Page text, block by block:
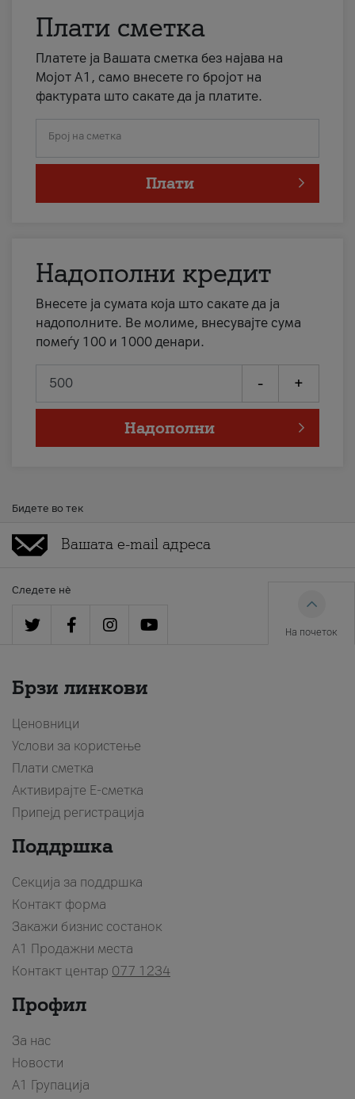
Плати сметка
Платете ја Вашата сметка без најава на
Мојот А1, само внесете го бројот на
фактурата што сакате да ја платите.
Број на сметка
Плати
Надополни кредит
Внесете ја сумата која што сакате да ја
надополните. Ве молиме, внесувајте сума
помеѓу 100 и 1000 денари.
- +
Надополни
Бидете во тек
Следете нè
На почеток
Брзи линкови
Ценовници
Услови за користење
Плати сметка
Активирајте Е-сметка
Припејд регистрација
Поддршка
Секција за поддршка
Контакт форма
Закажи бизнис состанок
A1 Продажни места
Контакт центар 077 1234
Профил
За нас
Новости
А1 Групација